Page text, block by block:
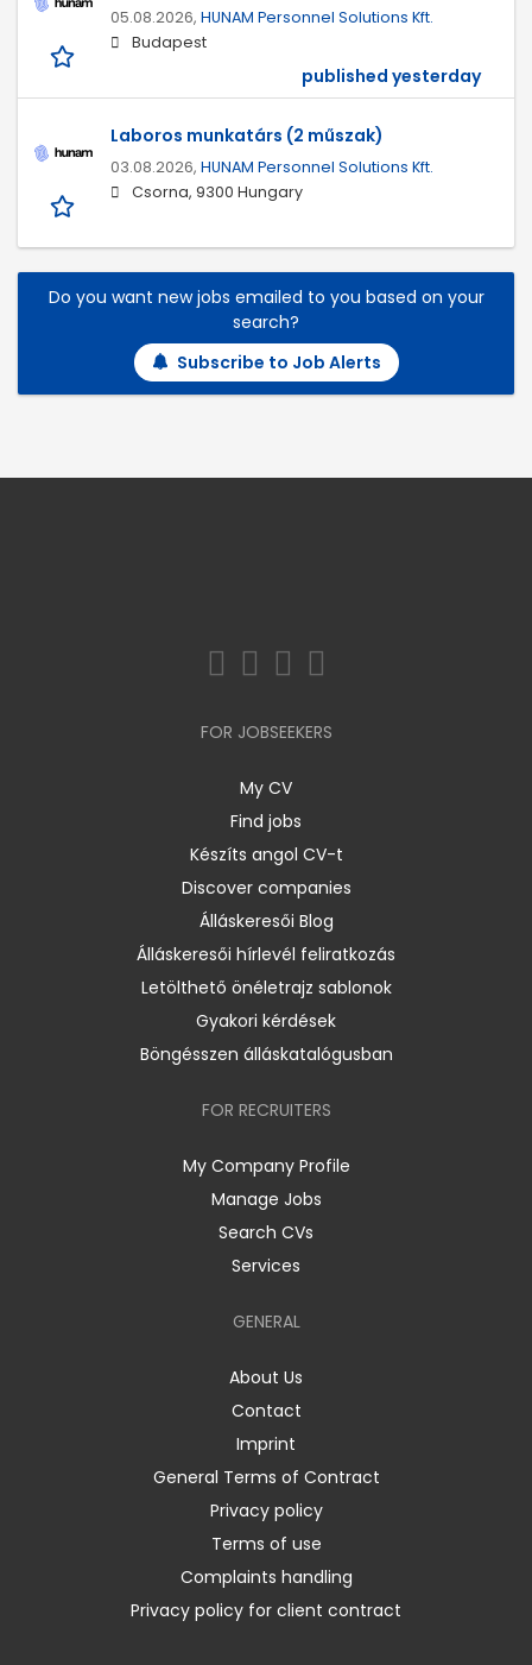
05.08.2026, HUNAM Personnel Solutions Kft.
Budapest
published yesterday
Laboros munkatárs (2 műszak)
03.08.2026, HUNAM Personnel Solutions Kft.
Csorna, 9300 Hungary
Do you want new jobs emailed to you based on your
search?
Subscribe to Job Alerts
FOR JOBSEEKERS
My CV
Find jobs
Készíts angol CV-t
Discover companies
Álláskeresői Blog
Álláskeresői hírlevél feliratkozás
Letölthető önéletrajz sablonok
Gyakori kérdések
Böngésszen álláskatalógusban
FOR RECRUITERS
My Company Profile
Manage Jobs
Search CVs
Services
GENERAL
About Us
Contact
Imprint
General Terms of Contract
Privacy policy
Terms of use
Complaints handling
Privacy policy for client contract